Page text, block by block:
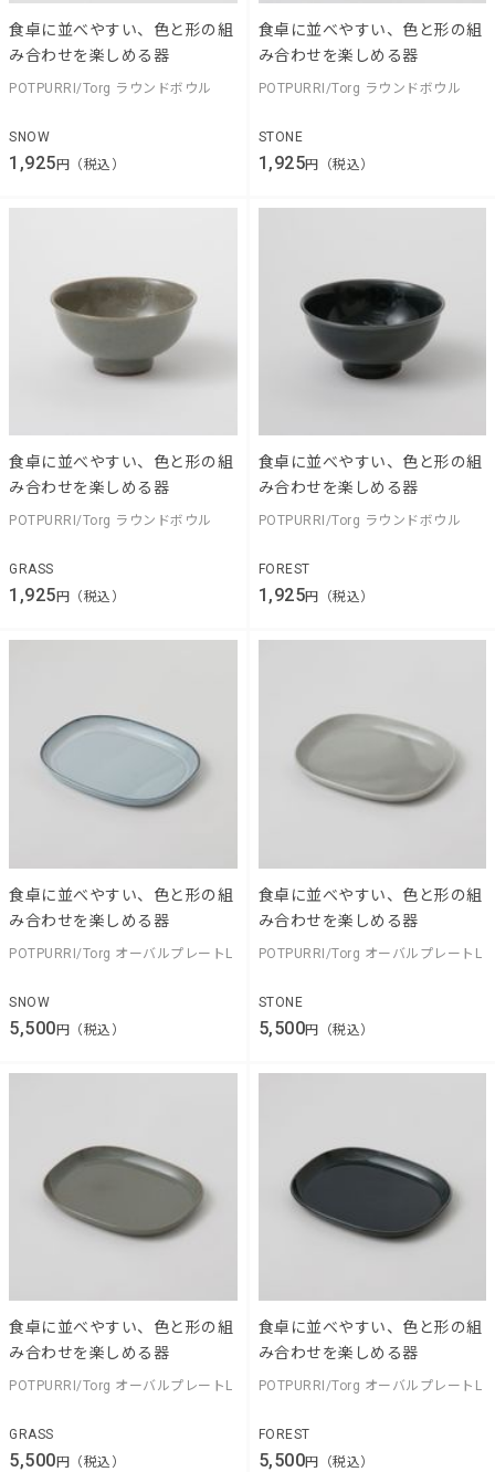
食卓に並べやすい、色と形の組
み合わせを楽しめる器
POTPURRI/Torg ラウンドボウル
SNOW
1,925円（税込）
食卓に並べやすい、色と形の組
み合わせを楽しめる器
POTPURRI/Torg ラウンドボウル
STONE
1,925円（税込）
食卓に並べやすい、色と形の組
み合わせを楽しめる器
POTPURRI/Torg ラウンドボウル
GRASS
1,925 円（税込）
食卓に並べやすい、色と形の組
み合わせを楽しめる器
POTPURRI/Torg ラウンドボウル
FOREST
1,925円（税込）
食卓に並べやすい、色と形の組
み合わせを楽しめる器
POTPURRI/Torg オーバルプレートL
SNOW
5,500円（税込）
食卓に並べやすい、色と形の組
み合わせを楽しめる器
POTPURRI/Torg オーバルプレートL
STONE
5,500円（税込）
食卓に並べやすい、色と形の組
み合わせを楽しめる器
POTPURRI/Torg オーバルプレートL
GRASS
5,500 円（税込）
食卓に並べやすい、色と形の組
み合わせを楽しめる器
POTPURRI/Torg オーバルプレートL
FOREST
5,500円（税込）